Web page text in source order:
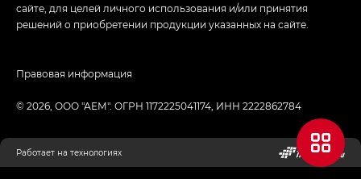
сайте, для целей личного использования и/или принятия
решений о приобретении продукции указанных на сайте.
© 2026, ООО "АЕМ". ОГРН 1172225041174, ИНН 2222862784
Правовая информация
Работает на технологиях